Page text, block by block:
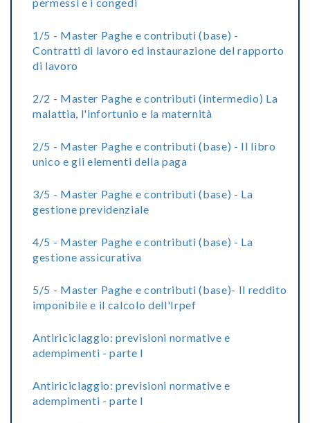
1/5 - Master Paghe e contributi (base) -
Contratti di lavoro ed instaurazione del rapporto
di lavoro
2/2 - Master Paghe e contributi (intermedio) La
malattia, l'infortunio e la maternità
2/5 - Master Paghe e contributi (base) - Il libro
unico e gli elementi della paga
3/5 - Master Paghe e contributi (base) - La
gestione previdenziale
4/5 - Master Paghe e contributi (base) - La
gestione assicurativa
5/5 - Master Paghe e contributi (base)- Il reddito
imponibile e il calcolo dell'Irpef
Antiriciclaggio: previsioni normative e
adempimenti - parte I
Antiriciclaggio: previsioni normative e
adempimenti - parte I